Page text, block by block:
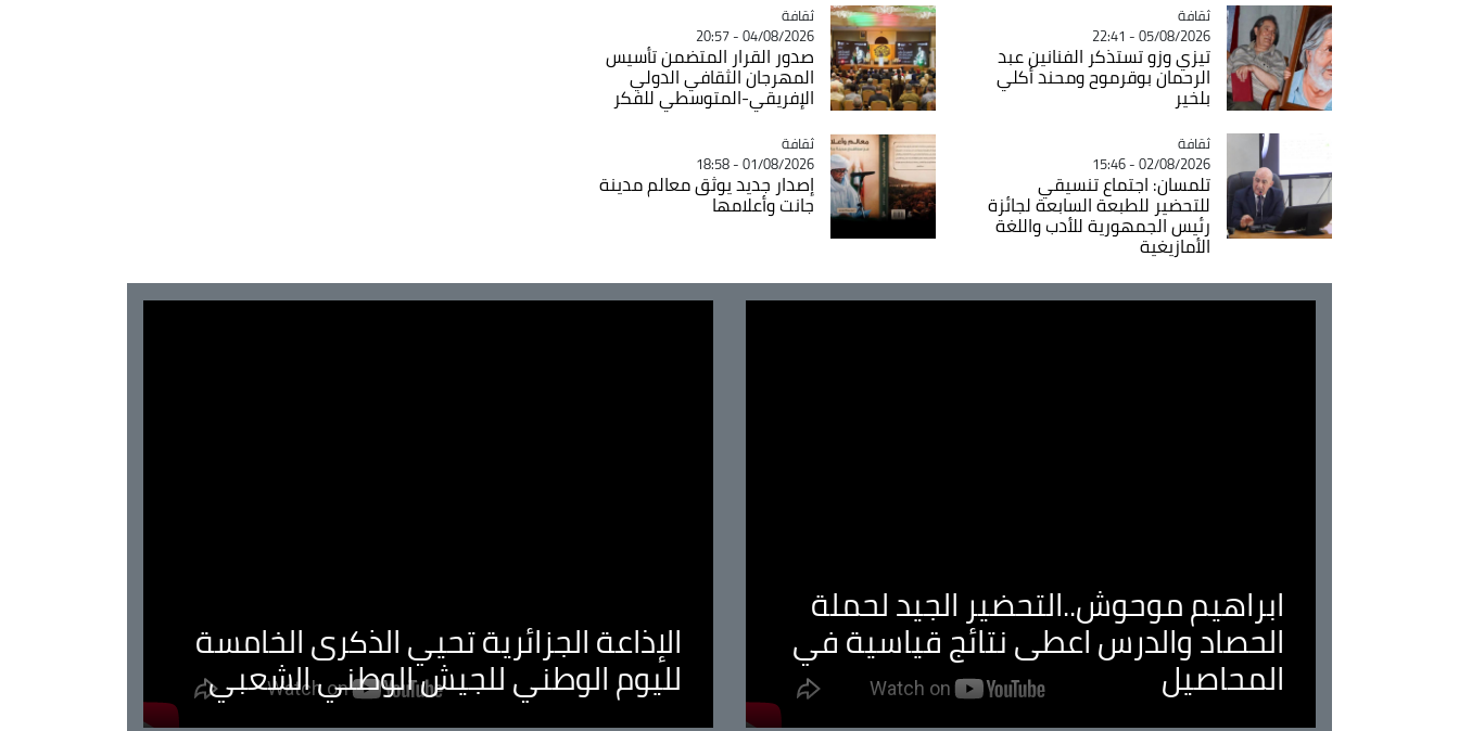
Catégorie
ثقافة
05/08/2026 - 22:41
تيزي وزو تستذكر الفنانين عبد
الرحمان بوقرموح ومحند أكلي
بلخير
Catégorie
ثقافة
04/08/2026 - 20:57
صدور القرار المتضمن تأسيس
المهرجان الثقافي الدولي
الإفريقي-المتوسطي للفكر
Catégorie
ثقافة
02/08/2026 - 15:46
تلمسان: اجتماع تنسيقي
للتحضير للطبعة السابعة لجائزة
رئيس الجمهورية للأدب واللغة
الأمازيغية
Catégorie
ثقافة
01/08/2026 - 18:58
إصدار جديد يوثق معالم مدينة
جانت وأعلامها
ابراهيم موحوش..التحضير الجيد لحملة
الحصاد والدرس اعطى نتائج قياسية في
المحاصيل
الإذاعة الجزائرية تحيي الذكرى الخامسة
لليوم الوطني للجيش الوطني الشعبي